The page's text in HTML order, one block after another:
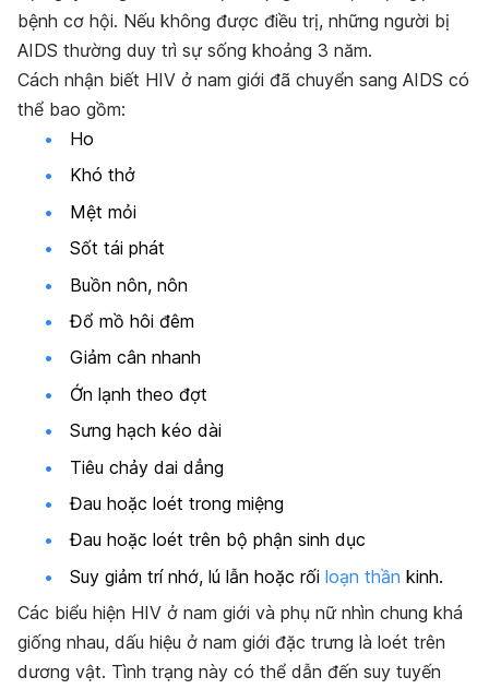
bệnh cơ hội. Nếu không được điều trị, những người bị
AIDS thường duy trì sự sống khoảng 3 năm.
Cách nhận biết HIV ở nam giới đã chuyển sang AIDS có
thể bao gồm:
Ho
Khó thở
Mệt mỏi
Sốt tái phát
Buồn nôn, nôn
Đổ mồ hôi đêm
Giảm cân nhanh
Ớn lạnh theo đợt
Sưng hạch kéo dài
Tiêu chảy dai dẳng
Đau hoặc loét trong miệng
Đau hoặc loét trên bộ phận sinh dục
Suy giảm trí nhớ, lú lẫn hoặc rối loạn thần kinh.
Các biểu hiện HIV ở nam giới và phụ nữ nhìn chung khá
giống nhau, dấu hiệu ở nam giới đặc trưng là loét trên
dương vật. Tình trạng này có thể dẫn đến suy tuyến